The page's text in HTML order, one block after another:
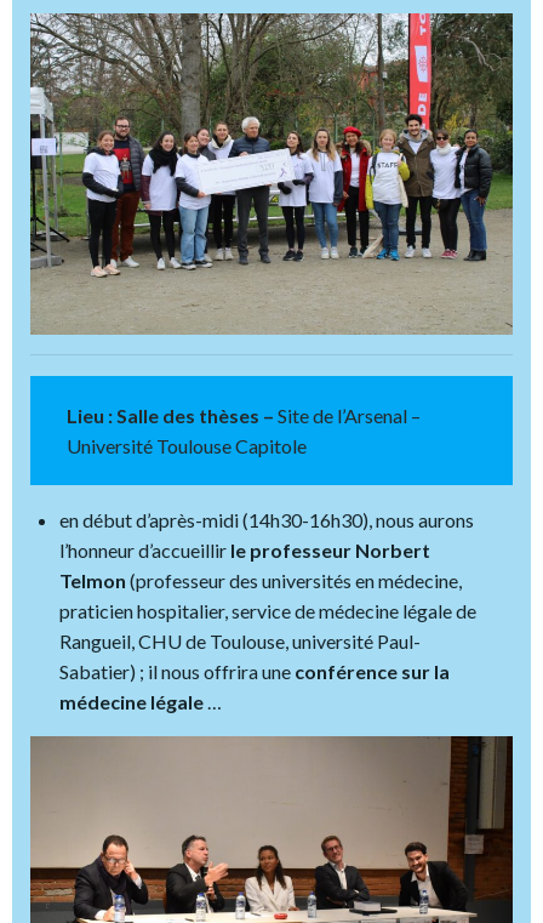
Lieu : Salle des thèses – Site de l’Arsenal –
Université Toulouse Capitole
en début d’après-midi (14h30-16h30), nous aurons
l’honneur d’accueillir le professeur Norbert
Telmon (professeur des universités en médecine,
praticien hospitalier, service de médecine légale de
Rangueil, CHU de Toulouse, université Paul-
Sabatier) ; il nous offrira une conférence sur la
médecine légale…